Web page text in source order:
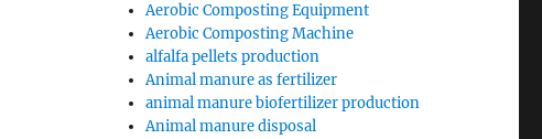
Aerobic Composting Equipment
Aerobic Composting Machine
alfalfa pellets production
Animal manure as fertilizer
animal manure biofertilizer production
Animal manure disposal